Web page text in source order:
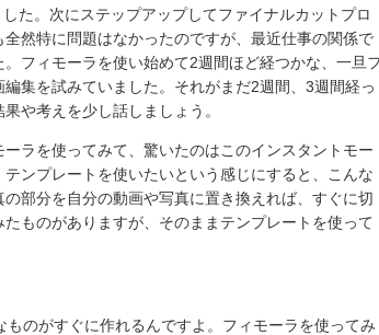
た。次にステップアップしてファイナルカットプロ
然特に問題はなかったのですが、最近仕事の関係で
フィモーラを使い始めて2週間ほど経つかな、一旦
集を試みていました。それがまだ2週間、3週間経っ
や考えを少し話しましょう。
ラを使ってみて、驚いたのはこのインスタントモー
ンプレートを使いたいという感じにすると、こんな
部分を自分の動画や写真に置き換えれば、すぐに切
ものがありますが、そのままテンプレートを使って
のがすぐに作れるんですよ。フィモーラを使ってみ